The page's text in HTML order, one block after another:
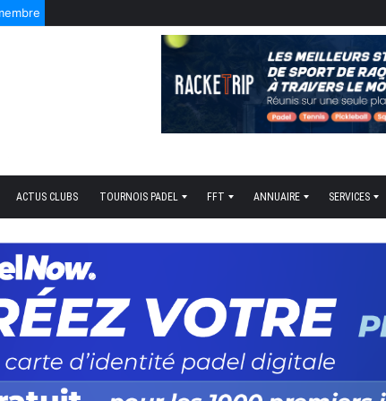
ACTUS CLUBS TOURNOIS PADEL FFT ANNUAIRE SERVICES